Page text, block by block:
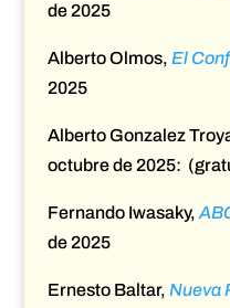
de 2025
Alberto Olmos, El
2025
Alberto Gonzalez
octubre de 2025:
Fernando Iwasaky,
de 2025
Ernesto Baltar, Nueva